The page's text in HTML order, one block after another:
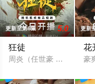
更新至第6集 5.0
狂徒
周炎（任世豪 饰）赴琅
更新
花
豪